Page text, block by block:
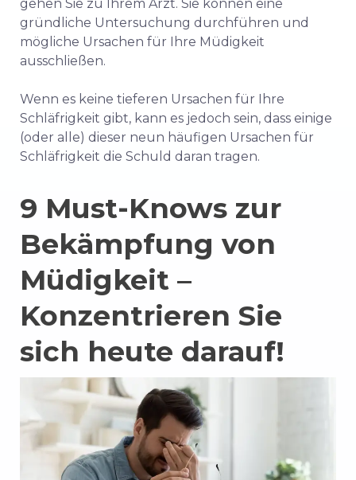
gehen Sie zu Ihrem Arzt. Sie können eine
gründliche Untersuchung durchführen und
mögliche Ursachen für Ihre Müdigkeit
ausschließen.
Wenn es keine tieferen Ursachen für Ihre
Schläfrigkeit gibt, kann es jedoch sein, dass einige
(oder alle) dieser neun häufigen Ursachen für
Schläfrigkeit die Schuld daran tragen.
9 Must-Knows zur
Bekämpfung von
Müdigkeit –
Konzentrieren Sie
sich heute darauf!